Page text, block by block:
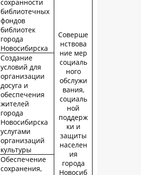
Соверше
нствова
ние мер
социаль
ного
обслужи
вания,
социаль
ной
поддерж
ки и
защиты
населен
ия
города
Новосиб
сохранности
библиотечных
фондов
библиотек
города
Новосибирска
Создание
условий для
организации
досуга и
обеспечения
жителей
города
Новосибирска
услугами
организаций
культуры
Обеспечение
сохранения,